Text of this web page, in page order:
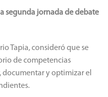
segunda jornada de debate
Tapia, consideró que se
de competencias
documentar y optimizar el